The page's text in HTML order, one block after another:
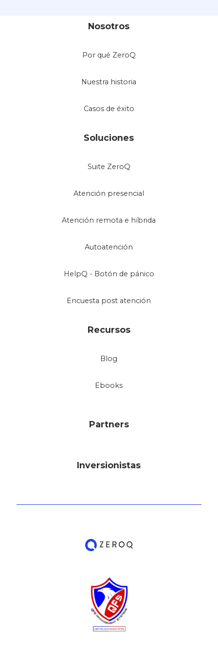
Nosotros
Por qué ZeroQ
Nuestra historia
Casos de éxito
Soluciones
Suite ZeroQ
Atención presencial
Atención remota e híbrida
Autoatención
HelpQ - Botón de pánico
Encuesta post atención
Recursos
Blog
Ebooks
Partners
Inversionistas